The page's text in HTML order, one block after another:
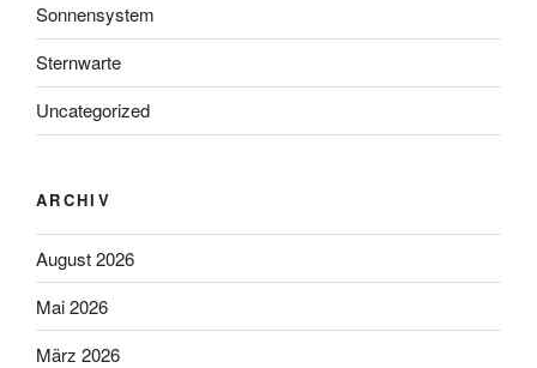
Sonnensystem
Sternwarte
Uncategorized
ARCHIV
August 2026
Mai 2026
März 2026